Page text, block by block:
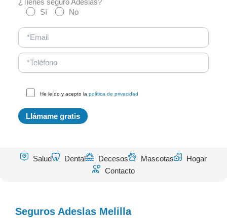
¿Tienes seguro Adeslas?
Sí
No
He leído y acepto la política de privacidad
Salud Dental Decesos Mascotas
Hogar
Contacto
Seguros Adeslas Melilla